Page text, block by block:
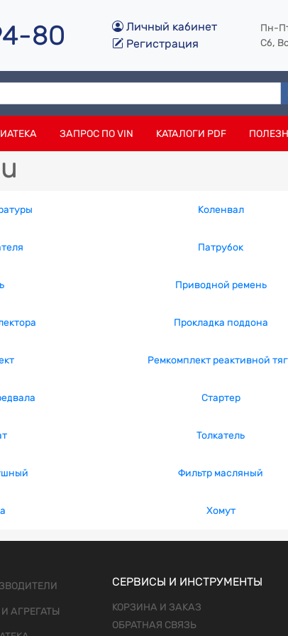
80
Личный кабинет
Регистрация
Пн-
Сб,
ЗАПРОС ПО VIN КАТАЛОГИ PDF
Коленвал
Патрубок
Приводной ремень
Прокладка поддона
Ремкомплект реактивной
Стартер
Толкатель
Фильтр масляный
Хомут
АГРЕГАТЫ
СЕРВИСЫ И ИНСТРУМЕНТЫ
КОРЗИНА И ЗАКАЗ
ОБРАТНАЯ СВЯЗЬ